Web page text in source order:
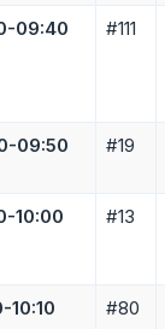
09:40 #111
09:50 #19
10:00 #13
10:10 #80